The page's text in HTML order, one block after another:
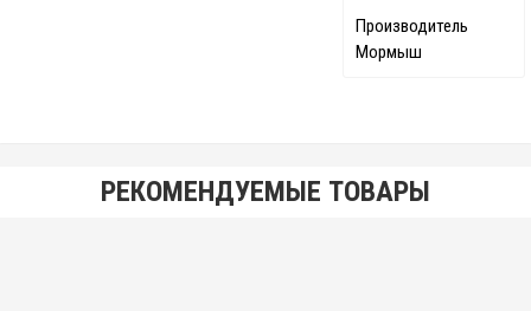
Производитель
Мормыш
РЕКОМЕНДУЕМЫЕ ТОВАРЫ